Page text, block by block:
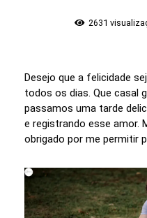
2631
Desejo que a felicidade
todos os dias. Que casal
passamos uma tarde
e registrando esse amor.
obrigado por me permitir